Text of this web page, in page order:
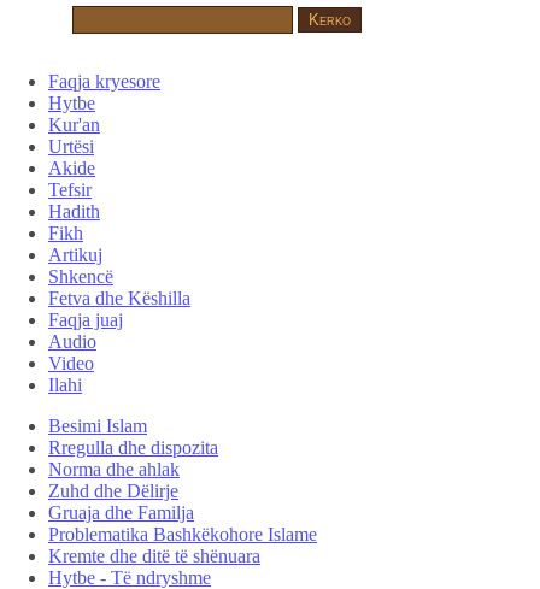
Faqja kryesore
Hytbe
Kur'an
Urtësi
Akide
Tefsir
Hadith
Fikh
Artikuj
Shkencë
Fetva dhe Këshilla
Faqja juaj
Audio
Video
Ilahi
Besimi Islam
Rregulla dhe dispozita
Norma dhe ahlak
Zuhd dhe Dëlirje
Gruaja dhe Familja
Problematika Bashkëkohore Islame
Kremte dhe ditë të shënuara
Hytbe - Të ndryshme